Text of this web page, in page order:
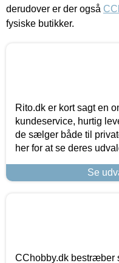
derudover er der også
fysiske butikker.
Rito.dk er kort sagt en
kundeservice, hurtig
de sælger både til
her for at se deres
Se
CChobby.dk bestræber